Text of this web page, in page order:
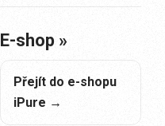
E-shop »
Přejít do e-shopu
iPure →